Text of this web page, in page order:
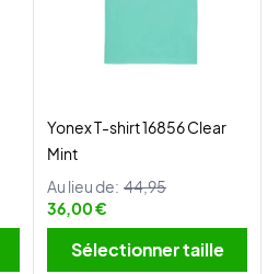
Yonex T-shirt 16856 Clear
Mint
Au lieu de: 44,95
36,00 €
Sélectionner taille